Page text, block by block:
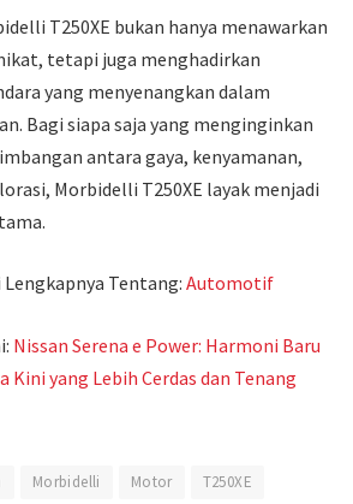
T250XE bukan hanya menawarkan
tetapi juga menghadirkan
yang menyenangkan dalam
Bagi siapa saja yang menginginkan
antara gaya, kenyamanan,
Morbidelli T250XE layak menjadi
Tentang: Automotif
Nissan Serena e Power: Harmoni Baru
Kini yang Lebih Cerdas dan Tenang
Morbidelli Motor T250XE